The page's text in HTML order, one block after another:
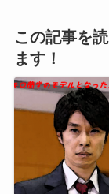
この記事を
ます！